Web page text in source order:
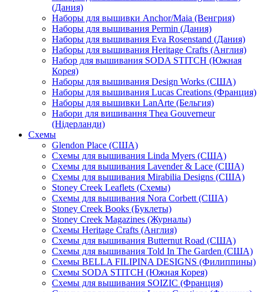
(Дания)
Наборы для вышивки Anchor/Maia (Венгрия)
Наборы для вышивания Permin (Дания)
Наборы для вышивания Eva Rosenstand (Дания)
Наборы для вышивания Heritage Crafts (Англия)
Набор для вышивания SODA STITCH (Южная
Корея)
Наборы для вышивания Design Works (США)
Наборы для вышивания Lucas Creations (Франция)
Наборы для вышивки LanArte (Бельгия)
Набори для вишивання Thea Gouverneur
(Нідерланди)
Схемы
Glendon Place (США)
Схемы для вышивания Linda Myers (США)
Схемы для вышивания Lavender & Lace (США)
Схемы для вышивания Mirabilia Designs (США)
Stoney Creek Leaflets (Схемы)
Схемы для вышивания Nora Corbett (США)
Stoney Creek Books (Буклеты)
Stoney Creek Magazines (Журналы)
Схемы Heritage Crafts (Англия)
Схемы для вышивания Butternut Road (США)
Схемы для вышивания Told In The Garden (США)
Схемы BELLA FILIPINA DESIGNS (Филиппины)
Схемы SODA STITCH (Южная Корея)
Схемы для вышивания SOIZIC (Франция)